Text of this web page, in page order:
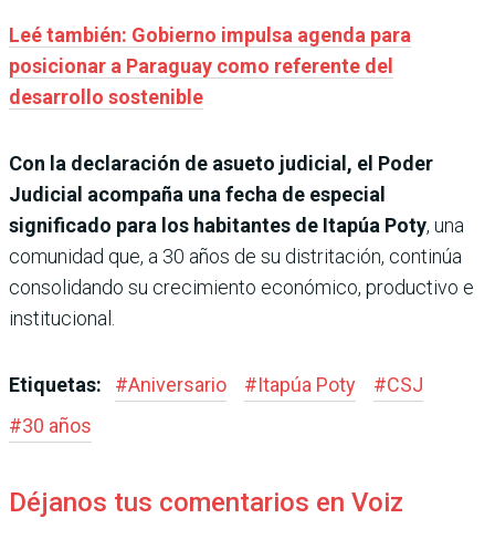
Leé también: Gobierno impulsa agenda para
posicionar a Paraguay como referente del
desarrollo sostenible
Con la declaración de asueto judicial, el Poder
Judicial acompaña una fecha de especial
significado para los habitantes de Itapúa Poty, una
comunidad que, a 30 años de su distritación, continúa
consolidando su crecimiento económico, productivo e
institucional.
Etiquetas: #Aniversario #Itapúa Poty #CSJ
#30 años
Déjanos tus comentarios en Voiz